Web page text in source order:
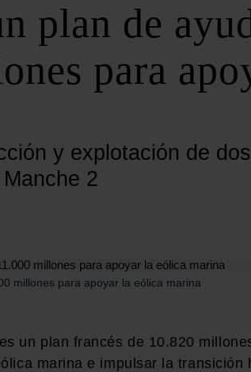
DE AUTOCONSUMO
FORO DE MOVILIDAD SOSTENIBLE
FORO DE TRANSICIÓN ENERGÉTICA
FORO INDUSTRIAL
plan de
para
y explotación de
2
millones para apoyar la eólica marina
un plan francés de 10.820
marina e impulsar la transición